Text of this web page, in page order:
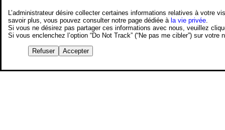
L’administrateur désire collecter certaines informations relatives à votre
savoir plus, vous pouvez consulter notre page dédiée àla vie privée
Si vous ne désirez pas partager ces informations avec nous, veuillez
Si vous enclenchez l’option “Do Not Track” (“Ne pas me cibler”) sur
Refuser Accepter